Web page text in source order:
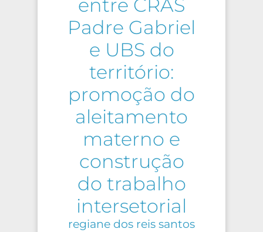
entre CRAS
Padre Gabriel
e UBS do
território:
promoção do
aleitamento
materno e
construção
do trabalho
intersetorial
regiane dos reis santos